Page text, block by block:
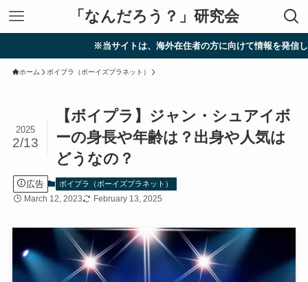
「なんだろう？」研究会
※当サイトは、海外在住者の方に向けて情報を発信しています。
ホーム ボイプラ（ボーイズプラネット）
【ボイプラ】ジャン・シュアイボ
ーの身長や年齢は？出身や人気は
どうなの？
2025
2/13
広告 ボイプラ（ボーイズプラネット）
March 12, 2023 February 13, 2025